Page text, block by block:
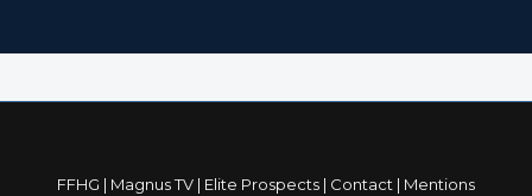
FFHG | Magnus TV | Elite Prospects | Contact | Mentions